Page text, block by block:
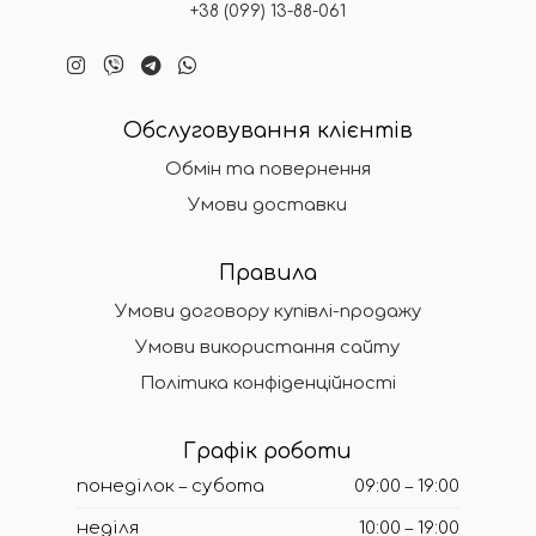
+38 (099) 13-88-061
Обслуговування клієнтів
Обмін та повернення
Умови доставки
Правила
Умови договору купівлі-продажу
Умови використання сайту
Політика конфіденційності
Графік роботи
понеділок – субота 09:00 – 19:00
неділя 10:00 – 19:00